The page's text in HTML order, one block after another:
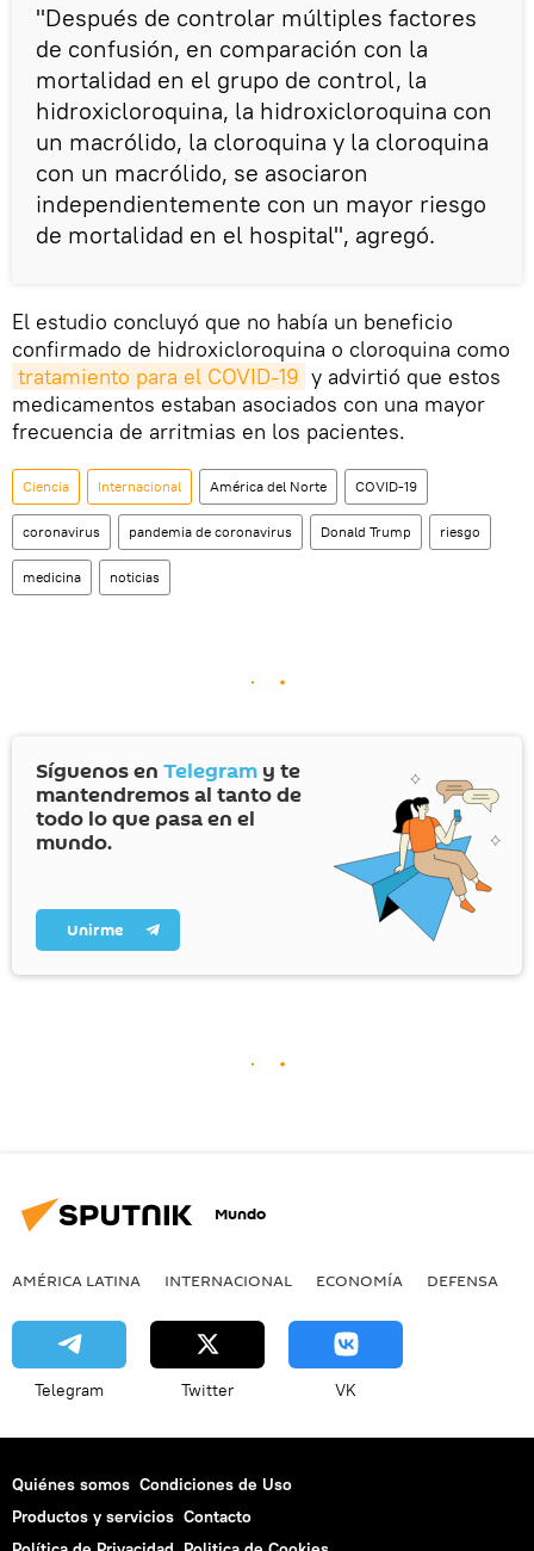
"Después de controlar múltiples factores
de confusión, en comparación con la
mortalidad en el grupo de control, la
hidroxicloroquina, la hidroxicloroquina con
un macrólido, la cloroquina y la cloroquina
con un macrólido, se asociaron
independientemente con un mayor riesgo
de mortalidad en el hospital", agregó.
El estudio concluyó que no había un beneficio
confirmado de hidroxicloroquina o cloroquina como
tratamiento para el COVID-19 y advirtió que estos
medicamentos estaban asociados con una mayor
frecuencia de arritmias en los pacientes.
Ciencia Internacional América del Norte COVID-19
coronavirus pandemia de coronavirus Donald Trump riesgo
medicina noticias
Síguenos en Telegram y te
mantendremos al tanto de
todo lo que pasa en el
mundo.
Unirme
Mundo
AMÉRICA LATINA INTERNACIONAL ECONOMÍA DEFENSA
Telegram Twitter VK
Quiénes somos Condiciones de Uso
Productos y servicios Contacto